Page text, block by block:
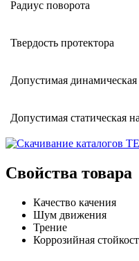
Радиус поворота
Твердость протектора
Допустимая динамическая
Допустимая статическая
Свойства товара
Качество качения
Шум движения
Трение
Коррозийная